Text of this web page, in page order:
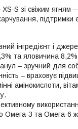
S зі свіжим ягням
підтримки
інгредієнт і
та яловичина
– зручний для
– враховує
амінокислоти,
3 та Омега-6